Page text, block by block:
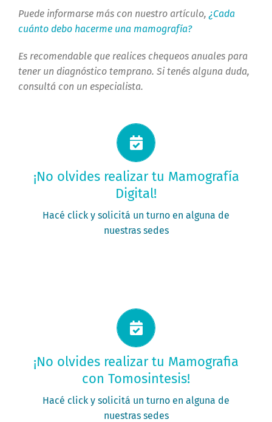
Puede informarse más con nuestro artículo, ¿Cada
cuánto debo hacerme una mamografía?
Es recomendable que realices chequeos anuales para
tener un diagnóstico temprano. Si tenés alguna duda,
consultá con un especialista.
¡No olvides realizar tu Mamografía
Digital!
Hacé click y solicitá un turno en alguna de
nuestras sedes
Solicitá tu turno ahora
PEDÍ TU TURNO
¡No olvides realizar tu Mamografia
con Tomosintesis!
Hacé click y solicitá un turno en alguna de
nuestras sedes
Solicitá tu turno ahora
PEDIR MI TURNO